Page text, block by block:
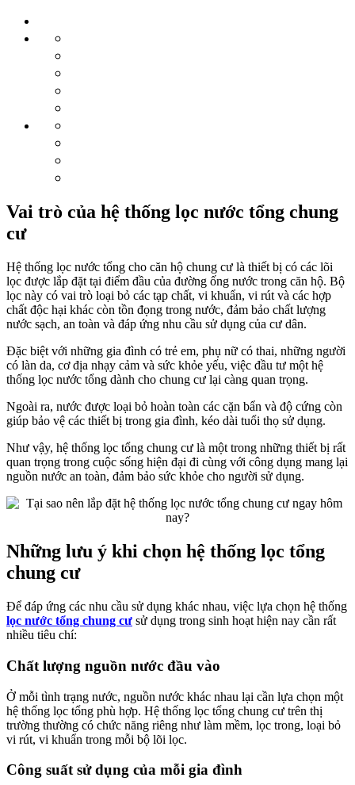
Vai trò của hệ thống lọc nước tổng chung
cư
Hệ thống lọc nước tổng cho căn hộ chung cư là thiết bị có các lõi
lọc được lắp đặt tại điểm đầu của đường ống nước trong căn hộ. Bộ
lọc này có vai trò loại bỏ các tạp chất, vi khuẩn, vi rút và các hợp
chất độc hại khác còn tồn đọng trong nước, đảm bảo chất lượng
nước sạch, an toàn và đáp ứng nhu cầu sử dụng của cư dân.
Đặc biệt với những gia đình có trẻ em, phụ nữ có thai, những người
có làn da, cơ địa nhạy cảm và sức khỏe yếu, việc đầu tư một hệ
thống lọc nước tổng dành cho chung cư lại càng quan trọng.
Ngoài ra, nước được loại bỏ hoàn toàn các cặn bẩn và độ cứng còn
giúp bảo vệ các thiết bị trong gia đình, kéo dài tuổi thọ sử dụng.
Như vậy, hệ thống lọc tổng chung cư là một trong những thiết bị rất
quan trọng trong cuộc sống hiện đại đi cùng với công dụng mang lại
nguồn nước an toàn, đảm bảo sức khỏe cho người sử dụng.
Những lưu ý khi chọn hệ thống lọc tổng
chung cư
Để đáp ứng các nhu cầu sử dụng khác nhau, việc lựa chọn hệ thống
lọc nước tổng chung cư sử dụng trong sinh hoạt hiện nay cần rất
nhiều tiêu chí:
Chất lượng nguồn nước đầu vào
Ở mỗi tình trạng nước, nguồn nước khác nhau lại cần lựa chọn một
hệ thống lọc tổng phù hợp. Hệ thống lọc tổng chung cư trên thị
trường thường có chức năng riêng như làm mềm, lọc trong, loại bỏ
vi rút, vi khuẩn trong mỗi bộ lõi lọc.
Công suất sử dụng của mỗi gia đình